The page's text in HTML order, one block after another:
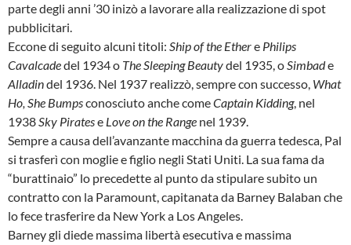
parte degli anni ’30 inizò a lavorare alla realizzazione di spot
pubblicitari.
Eccone di seguito alcuni titoli: Ship of the Ethere Philips
Cavalcadedel 1934 o The Sleeping Beautydel 1935, oSimbade
Alladindel 1936. Nel 1937 realizzò, sempre con successo, What
Ho, She Bumpsconosciuto anche comeCaptain Kidding, nel
1938Sky Piratese Love on the Range nel 1939.
Sempre a causa dell’avanzante macchina da guerra tedesca, Pal
si trasferì con moglie e figlio negli Stati Uniti. La sua fama da
“burattinaio” lo precedette al punto da stipulare subito un
contratto con la Paramount, capitanata da Barney Balaban che
lo fece trasferire da New York a Los Angeles.
Barney gli diede massima libertà esecutiva e massima